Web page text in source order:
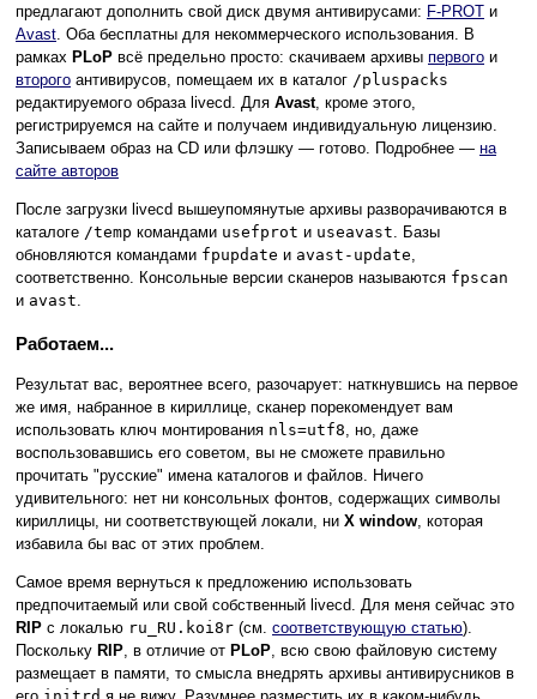
предлагают дополнить свой диск двумя антивирусами: F-PROT и
Avast. Оба бесплатны для некоммерческого использования. В
рамках PLoP всё предельно просто: скачиваем архивы первого и
второго антивирусов, помещаем их в каталог /pluspacks
редактируемого образа livecd. Для Avast, кроме этого,
регистрируемся на сайте и получаем индивидуальную лицензию.
Записываем образ на CD или флэшку — готово. Подробнее — на
сайте авторов
После загрузки livecd вышеупомянутые архивы разворачиваются в
каталоге /temp командами usefprot и useavast. Базы
обновляются командами fpupdate и avast-update,
соответственно. Консольные версии сканеров называются fpscan
и avast.
Работаем...
Результат вас, вероятнее всего, разочарует: наткнувшись на первое
же имя, набранное в кириллице, сканер порекомендует вам
использовать ключ монтирования nls=utf8, но, даже
воспользовавшись его советом, вы не сможете правильно
прочитать "русские" имена каталогов и файлов. Ничего
удивительного: нет ни консольных фонтов, содержащих символы
кириллицы, ни соответствующей локали, ни X window, которая
избавила бы вас от этих проблем.
Самое время вернуться к предложению использовать
предпочитаемый или свой собственный livecd. Для меня сейчас это
RIP с локалью ru_RU.koi8r (см. соответствующую статью).
Поскольку RIP, в отличие от PLoP, всю свою файловую систему
размещает в памяти, то смысла внедрять архивы антивирусников в